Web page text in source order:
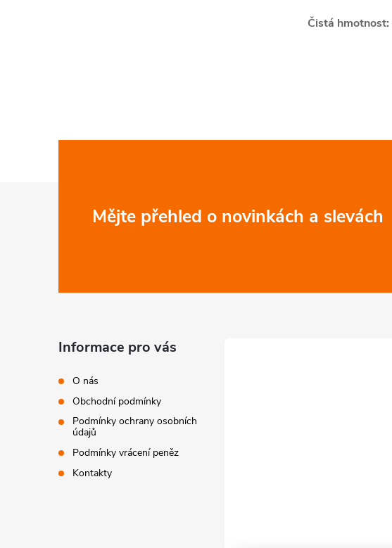
Čistá hmotnost:
Mějte přehled o novinkách a slevách
Informace pro vás
O nás
Obchodní podmínky
Podmínky ochrany osobních
údajů
Podmínky vrácení peněz
Kontakty